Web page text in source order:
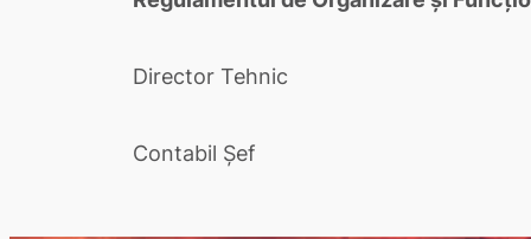
Director Tehnic
Contabil Șef